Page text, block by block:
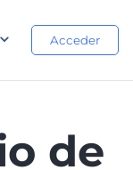
Acceder
de